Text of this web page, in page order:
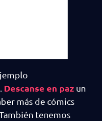
Descanse en paz un
más de cómics
tenemos